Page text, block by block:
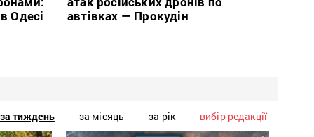
Одесі
автівках — Прокудін
за тиждень за місяць за рік вибір редакції